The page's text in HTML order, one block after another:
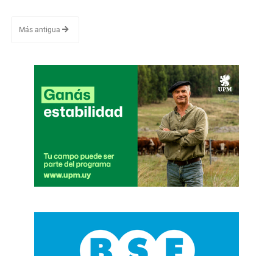
Más antigua